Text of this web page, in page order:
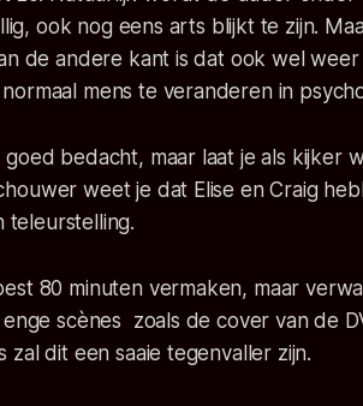
ook nog eens arts blijkt te zijn.
de andere kant is dat ook wel
mens te veranderen in
bedacht, maar laat je als kijker
weet je dat Elise en Craig
teleurstelling.
80 minuten vermaken, maar
scènes zoals de cover van de
dit een saaie tegenvaller zijn.